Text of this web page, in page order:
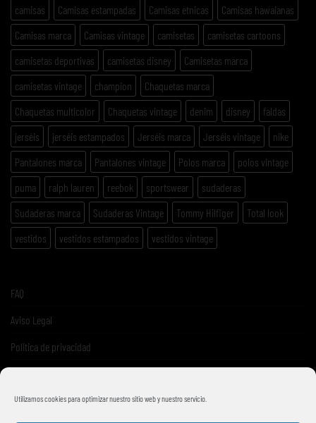
Utilizamos cookies para optimizar nuestro sitio web y nuestro servicio.
camisas
Camisas estampadas Camisas etnicas
Camisas hawaianas
Camisas marca
Camisas vintage camisetas
camisetas cartoons
camisetas deportivas
camisetas disney
Camisetas marca
camisetas vintage
champion
Chaquetas marca
Chaquetas multicolor
Chaquetas vintage denim disney
faldas
jerséis
jerséis estampados Jerséis marca Jerséis vintage
nike
Pantalones marca
Pantalones vintage Polos marca
polos vintage
puma
ralph lauren reebok sportswear
sudaderas
Sudaderas marca
Sudaderas Vintage Tommy Hilfiger
Total look
vestidos
vestidos estampados vestidos vintage
FAQ
Aviso Legal
Politica de privacidad